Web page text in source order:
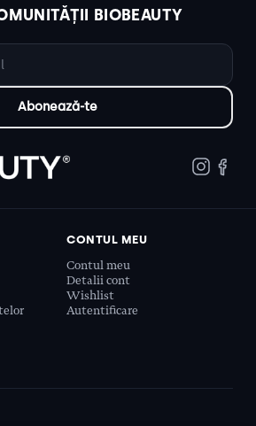
BIOBEAUTY
CONTUL MEU
Contul meu
Detalii cont
Wishlist
Autentificare